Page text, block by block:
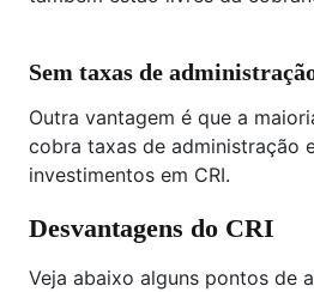
Sem taxas de
Outra vantagem é que a
cobra taxas de administração
investimentos em CRI.
Desvantagens do CRI
Veja abaixo alguns pontos de